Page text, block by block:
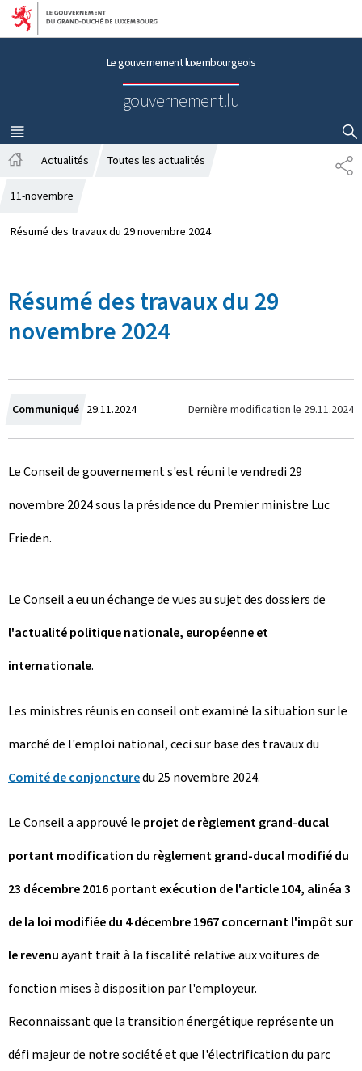
Aller au menu principal
Aller au contenu
Le gouvernement luxembourgeois
gouvernement.lu
MENU
PRINCIPAL
AFFICHER / MASQUER LA RECHERCHE
P
A
c
u
Actualités Toutes les actualités
11-novembre
Résumé des travaux du 29 novembre 2024
Résumé des travaux du 29
novembre 2024
Communiqué C
r
é
e
29.11.2024 Dernière modification le 29.11.2024
Le Conseil de gouvernement s'est réuni le vendredi 29
novembre 2024 sous la présidence du Premier ministre Luc
Frieden.
Le Conseil a eu un échange de vues au sujet des dossiers de
l'actualité politique nationale, européenne et
internationale.
Les ministres réunis en conseil ont examiné la situation sur le
marché de l'emploi national, ceci sur base des travaux du
Comité de conjoncturedu 25 novembre 2024.
Le Conseil a approuvé le projet de règlement grand-ducal
portant modification du règlement grand-ducal modifié du
23 décembre 2016 portant exécution de l'article 104, alinéa 3
de la loi modifiée du 4 décembre 1967 concernant l'impôt sur
le revenuayant trait à la fiscalité relative aux voitures de
fonction mises à disposition par l'employeur.
Reconnaissant que la transition énergétique représente un
défi majeur de notre société et que l'électrification du parc